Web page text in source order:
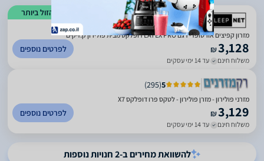
הזול ביותר
5
(
217
)
מזרון קפיצים אורטופדי דגם LATEX PRO דופלקס מבית פולירון ק.זיקים
₪3,128
משלוח חינם עד 14 ימי עסקים
לפרטים נוספים
5
(
295
)
מזרני פולירון - מזרן פולירון - לטקס פרו דופלקס X7
₪3,129
משלוח חינם עד 14 ימי עסקים
לפרטים נוספים
להשוואת מחירים ב-2 חנויות נוספות